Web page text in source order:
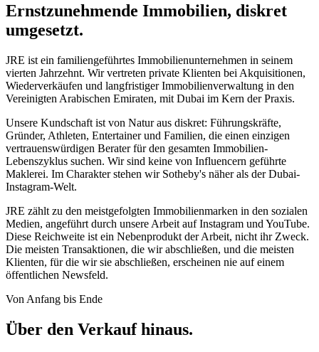
Ernstzunehmende Immobilien, diskret
umgesetzt.
JRE ist ein familiengeführtes Immobilienunternehmen in seinem
vierten Jahrzehnt. Wir vertreten private Klienten bei Akquisitionen,
Wiederverkäufen und langfristiger Immobilienverwaltung in den
Vereinigten Arabischen Emiraten, mit Dubai im Kern der Praxis.
Unsere Kundschaft ist von Natur aus diskret: Führungskräfte,
Gründer, Athleten, Entertainer und Familien, die einen einzigen
vertrauenswürdigen Berater für den gesamten Immobilien-
Lebenszyklus suchen. Wir sind keine von Influencern geführte
Maklerei. Im Charakter stehen wir Sotheby's näher als der Dubai-
Instagram-Welt.
JRE zählt zu den meistgefolgten Immobilienmarken in den sozialen
Medien, angeführt durch unsere Arbeit auf Instagram und YouTube.
Diese Reichweite ist ein Nebenprodukt der Arbeit, nicht ihr Zweck.
Die meisten Transaktionen, die wir abschließen, und die meisten
Klienten, für die wir sie abschließen, erscheinen nie auf einem
öffentlichen Newsfeld.
Von Anfang bis Ende
Über den Verkauf hinaus.